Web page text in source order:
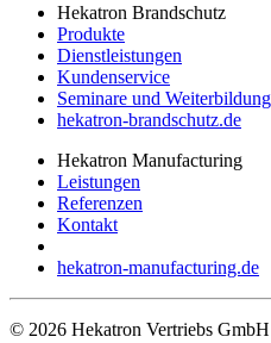
Hekatron Brandschutz
Produkte
Dienstleistungen
Kundenservice
Seminare und Weiterbildung
hekatron-brandschutz.de
Hekatron Manufacturing
Leistungen
Referenzen
Kontakt
hekatron-manufacturing.de
© 2026 Hekatron Vertriebs